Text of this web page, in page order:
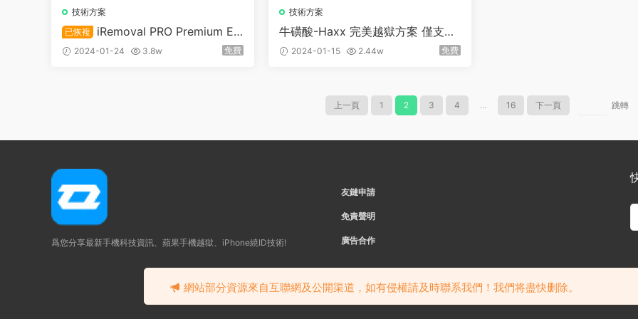
技術方案
已恢複
iRemoval PRO Premium Edi
tion 5.2.1 支持A12+ 繞過ios26不支
2024-01-24 3.8w 免費
技術方案
牛磺酸-Haxx 完美越獄方案 僅支持
A8X-A11設備iOS14.0 – 14.6系統
2024-01-15 2.44w 免費
上一頁 1 2 3 4 ... 16 下一頁 跳轉
爲您分享最新手機科技資訊、蘋果手機越獄、iPhone繞ID技術!
友鏈申請
免責聲明
廣告合作
Copyright © 2025 · 小z科技· 豫ICP備20017255号-1
網站部分資源來自互聯網及公開渠道，如有侵權請及時聯系我們！ 我們将盡快删除。